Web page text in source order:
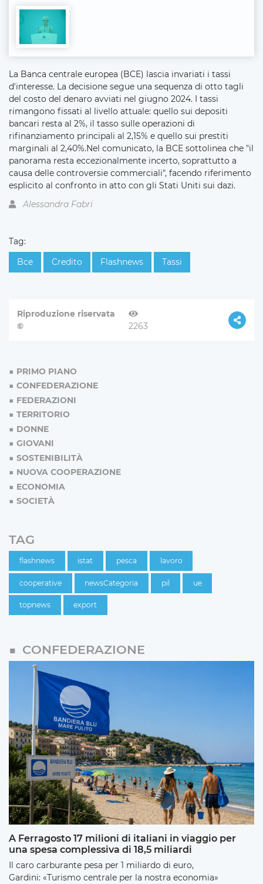
La Banca centrale europea (BCE) lascia invariati i tassi
d'interesse. La decisione segue una sequenza di otto tagli
del costo del denaro avviati nel giugno 2024. I tassi
rimangono fissati al livello attuale: quello sui depositi
bancari resta al 2%, il tasso sulle operazioni di
rifinanziamento principali al 2,15% e quello sui prestiti
marginali al 2,40%.Nel comunicato, la BCE sottolinea che "il
panorama resta eccezionalmente incerto, soprattutto a
causa delle controversie commerciali", facendo riferimento
esplicito al confronto in atto con gli Stati Uniti sui dazi.
Alessandra Fabri
Tag:
Bce
Credito Flashnews Tassi
Riproduzione riservata
©
2263
PRIMO PIANO
CONFEDERAZIONE
FEDERAZIONI
TERRITORIO
DONNE
GIOVANI
SOSTENIBILITÀ
NUOVA COOPERAZIONE
ECONOMIA
SOCIETÀ
TAG
flashnews istat pesca lavoro
cooperative newsCategoria pil ue
topnews export
CONFEDERAZIONE
A Ferragosto 17 milioni di italiani in viaggio per
una spesa complessiva di 18,5 miliardi
Il caro carburante pesa per 1 miliardo di euro,
Gardini: «Turismo centrale per la nostra economia»